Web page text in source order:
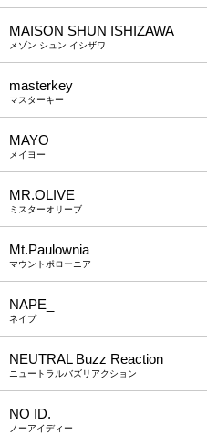
MAISON SHUN ISHIZAWA
メゾン シュン イシザワ
masterkey
マスターキー
MAYO
メイヨー
MR.OLIVE
ミスターオリーブ
Mt.Paulownia
マウントポローニア
NAPE_
ネイプ
NEUTRAL Buzz Reaction
ニュートラルバズリアクション
NO ID.
ノーアイディー